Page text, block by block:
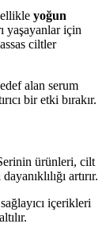
yoğun
yaşayanlar için
ciltler
alan serum
bir etki bırakır.
ürünleri, cilt
artırır.
içerikleri